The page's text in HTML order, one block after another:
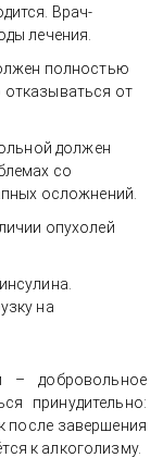
Врач-
лечения.
полностью
от
должен
со
осложнений.
опухолей
на
– добровольное
принудительно:
после завершения
к алкоголизму.